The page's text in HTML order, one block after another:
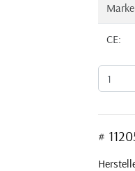
CE:
#